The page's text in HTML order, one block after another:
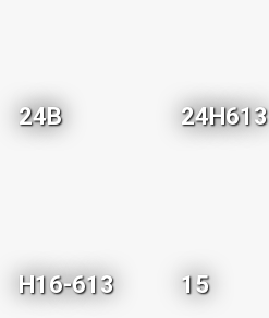
24B 24H613
H16-613 15